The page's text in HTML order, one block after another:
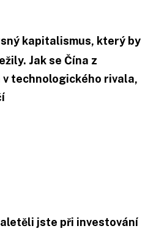
kapitalismus, který by
Jak se Čína z
technologického rivala,
jste při investování